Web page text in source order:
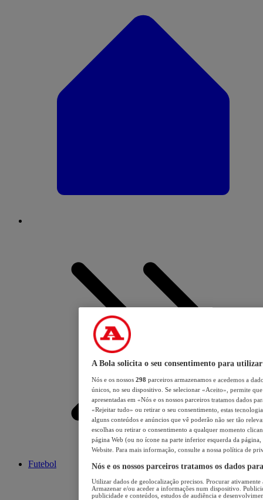
Futebol
A Bola solicita o seu consentimento para utilizar
Nós e os nossos 298 parceiros armazenamos e acedemos a
únicos, no seu dispositivo. Se selecionar «Aceito», permite
apresentadas em «Nós e os nossos parceiros tratamos dados
«Rejeitar tudo» ou retirar o seu consentimento, estas
alguns conteúdos e anúncios que vê poderão não ser tão
escolhas ou retirar o consentimento a qualquer momento
página Web (ou no ícone na parte inferior esquerda da página,
Website. Para mais informação, consulte a nossa política de
Nós e os nossos parceiros tratamos os dados
Utilizar dados de geolocalização precisos. Procurar
Armazenar e/ou aceder a informações num dispositivo.
publicidade e conteúdos, estudos de audiência e